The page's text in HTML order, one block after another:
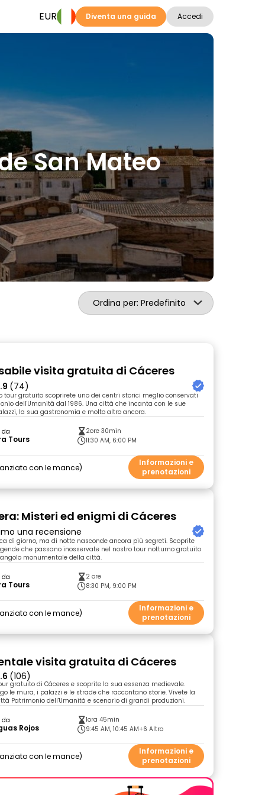
EUR Diventa una guida Accedi
San Mateo
Ordina per: Predefinito
visita gratuita di Cáceres
(74)
tour gratuito scoprirete uno dei centri storici meglio conservati
dell'Umanità dal 1986. Una città che incanta con le sue
la sua gastronomia e molto altro ancora.
da
Tours
2ore 30min
11:30 AM, 6:00 PM
con le mance
Informazioni e
prenotazioni
Misteri ed enigmi di Cáceres
una recensione
di giorno, ma di notte nasconde ancora più segreti. Scoprite
che passano inosservate nel nostro tour notturno gratuito
monumentale della città.
da
Tours
2 ore
8:30 PM, 9:00 PM
con le mance
Informazioni e
prenotazioni
visita gratuita di Cáceres
(106)
gratuito di Cáceres e scoprite la sua essenza medievale.
le mura, i palazzi e le strade che raccontano storie. Vivete la
Patrimonio dell'Umanità e scenario di grandi produzioni.
da
Rojos
1ora 45min
9:45 AM, 10:45 AM+6 Altro
con le mance
Informazioni e
prenotazioni